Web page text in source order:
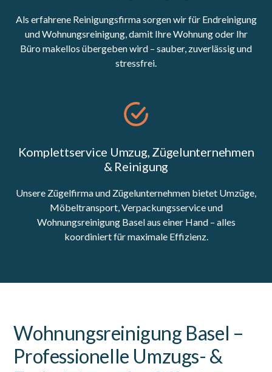
Als erfahrene Reinigungsfirma sorgen wir für Endreinigung
und Wohnungsreinigung, damit Ihre Wohnung oder Ihr
Büro makellos übergeben wird – sauber, zuverlässig und
stressfrei.
Komplettservice Umzug, Zügelunternehmen
& Reinigung
Unsere Zügelfirma und Zügelunternehmen bietet Umzüge,
Möbeltransport, Verpackungsservice und
Wohnungsreinigung Basel aus einer Hand – alles
koordiniert für maximale Effizienz.
Wohnungsreinigung Basel –
Professionelle Umzugs- &